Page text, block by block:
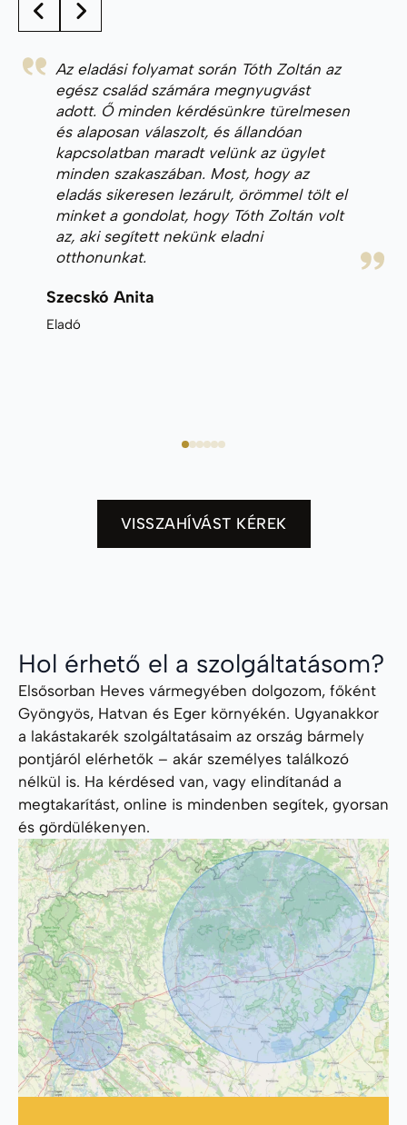
Az eladási folyamat során Tóth Zoltán az
egész család számára megnyugvást
adott. Ő minden kérdésünkre türelmesen
és alaposan válaszolt, és állandóan
kapcsolatban maradt velünk az ügylet
minden szakaszában. Most, hogy az
eladás sikeresen lezárult, örömmel tölt el
minket a gondolat, hogy Tóth Zoltán volt
az, aki segített nekünk eladni
otthonunkat.
Szecskó Anita
Eladó
VISSZAHÍVÁST KÉREK
Hol érhető el a szolgáltatásom?
Elsősorban Heves vármegyében dolgozom, főként
Gyöngyös, Hatvan és Eger környékén. Ugyanakkor
a lakástakarék szolgáltatásaim az ország bármely
pontjáról elérhetők – akár személyes találkozó
nélkül is. Ha kérdésed van, vagy elindítanád a
megtakarítást, online is mindenben segítek, gyorsan
és gördülékenyen.